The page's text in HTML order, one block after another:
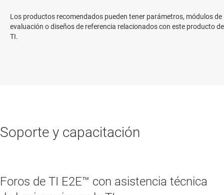
Los productos recomendados pueden tener parámetros, módulos de
evaluación o diseños de referencia relacionados con este producto de
TI.
Soporte y capacitación
Foros de TI E2E™ con asistencia técnica